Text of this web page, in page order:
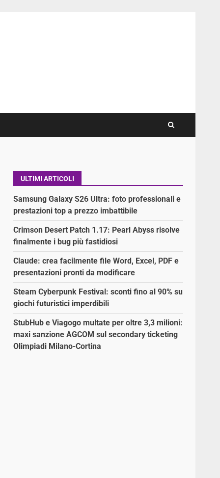
ULTIMI ARTICOLI
Samsung Galaxy S26 Ultra: foto professionali e
prestazioni top a prezzo imbattibile
Crimson Desert Patch 1.17: Pearl Abyss risolve
finalmente i bug più fastidiosi
Claude: crea facilmente file Word, Excel, PDF e
presentazioni pronti da modificare
Steam Cyberpunk Festival: sconti fino al 90% su
giochi futuristici imperdibili
StubHub e Viagogo multate per oltre 3,3 milioni:
maxi sanzione AGCOM sul secondary ticketing
Olimpiadi Milano-Cortina